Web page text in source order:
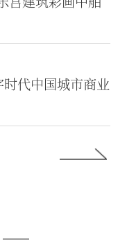
代中国城市商业